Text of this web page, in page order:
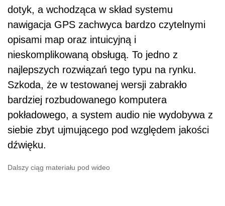
dotyk, a wchodząca w skład systemu
nawigacja GPS zachwyca bardzo czytelnymi
opisami map oraz intuicyjną i
nieskomplikowaną obsługą. To jedno z
najlepszych rozwiązań tego typu na rynku.
Szkoda, że w testowanej wersji zabrakło
bardziej rozbudowanego komputera
pokładowego, a system audio nie wydobywa z
siebie zbyt ujmującego pod względem jakości
dźwięku.
Dalszy ciąg materiału pod wideo